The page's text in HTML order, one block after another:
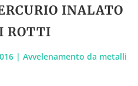
INALATO
ROTTI
| Avvelenamento da metalli